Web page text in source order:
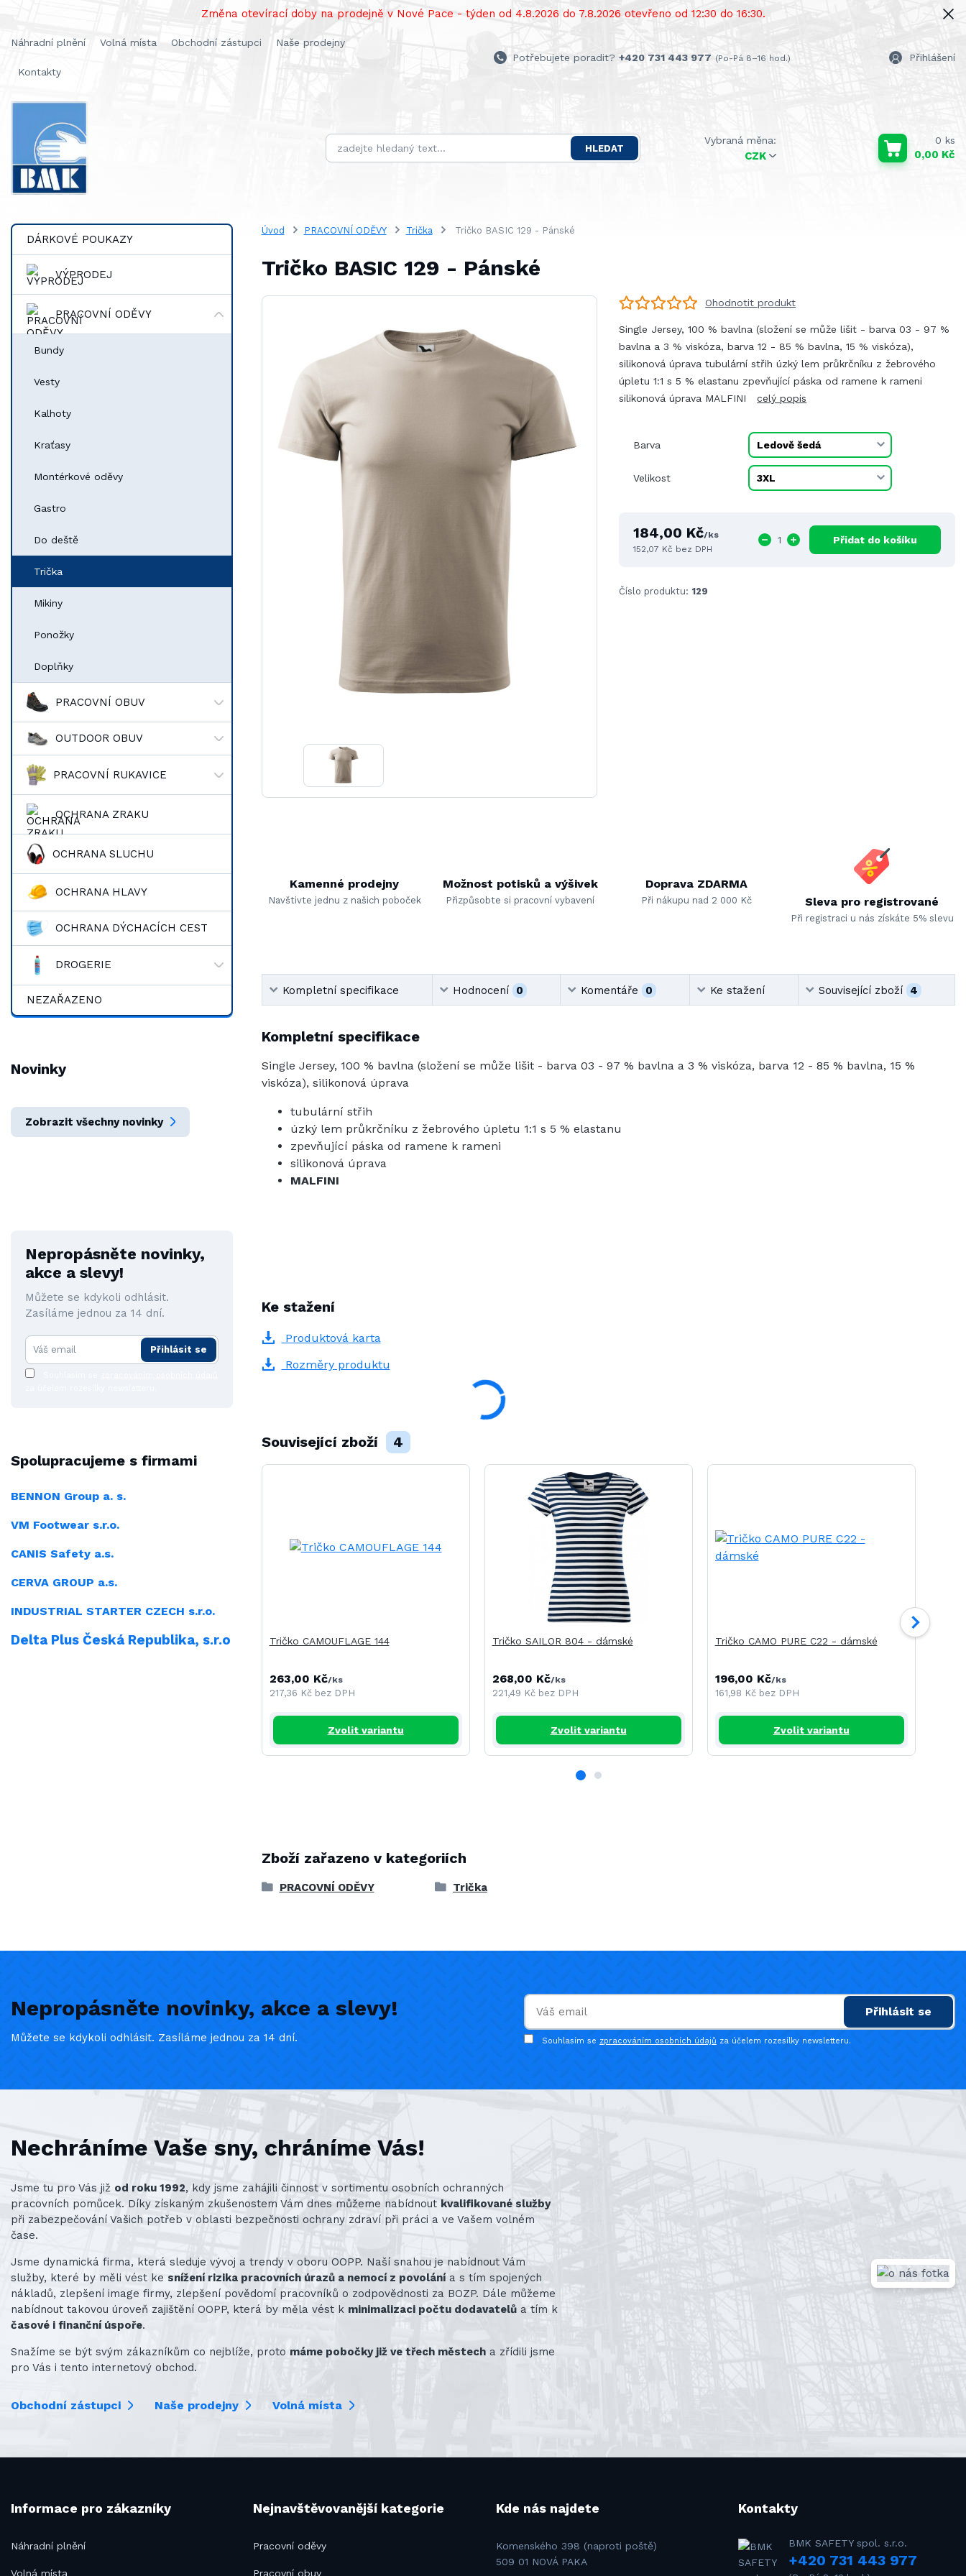
Změna otevírací doby na prodejně v Nové Pace - týden od 4.8.2026 do 7.8.2026 otevřeno od 12:30 do 16:30.
Náhradní plnění Volná místa Obchodní zástupci Naše prodejny
Kontakty
CZK
Přihlášení
HLEDAT
Potřebujete poradit? +420 731 443 977 (Po-Pá 8–16 hod.)
0 ks
0,00 Kč
DÁRKOVÉ POUKAZY
VÝPRODEJ
PRACOVNÍ ODĚVY
Bundy
Vesty
Kalhoty
Kraťasy
Montérkové oděvy
Gastro
Do deště
Trička
Mikiny
Ponožky
Doplňky
PRACOVNÍ OBUV
OUTDOOR OBUV
PRACOVNÍ RUKAVICE
OCHRANA ZRAKU
OCHRANA SLUCHU
OCHRANA HLAVY
OCHRANA DÝCHACÍCH CEST
DROGERIE
NEZAŘAZENO
Novinky
Zobrazit všechny novinky
Nepropásněte novinky,
akce a slevy!
Můžete se kdykoli odhlásit.
Zasíláme jednou za 14 dní.
Přihlásit se
Spolupracujeme s firmami
BENNON Group a. s.
VM Footwear s.r.o.
CANIS Safety a.s.
CERVA GROUP a.s.
INDUSTRIAL STARTER CZECH s.r.o.
Delta Plus Česká Republika, s.r.o
Úvod PRACOVNÍ ODĚVY Trička Tričko BASIC 129 - Pánské
Tričko BASIC 129 - Pánské
Ohodnotit produkt
Single Jersey, 100 % bavlna (složení se může lišit - barva 03 - 97 %
bavlna a 3 % viskóza, barva 12 - 85 % bavlna, 15 % viskóza),
silikonová úprava tubulární střih úzký lem průkrčníku z žebrového
úpletu 1:1 s 5 % elastanu zpevňující páska od ramene k rameni
silikonová úprava MALFINIcelý popis
Barva
Velikost
184,00 Kč/ks
152,07 Kč bez DPH
Přidat do košíku
Číslo produktu: 129
Kamenné prodejny
Navštivte jednu z našich poboček
Možnost potisků a výšivek
Přizpůsobte si pracovní vybavení
Doprava ZDARMA
Při nákupu nad 2 000 Kč Sleva pro registrované
Při registraci u nás získáte 5% slevu
Kompletní specifikace Hodnocení 0 Komentáře 0 Ke stažení Související zboží 4
Kompletní specifikace
Single Jersey, 100 % bavlna (složení se může lišit - barva 03 - 97 % bavlna a 3 % viskóza, barva 12 - 85 % bavlna, 15 %
viskóza), silikonová úprava
tubulární střih
úzký lem průkrčníku z žebrového úpletu 1:1 s 5 % elastanu
zpevňující páska od ramene k rameni
silikonová úprava
MALFINI
Ke stažení
Produktová karta
Rozměry produktu
Související zboží 4
Tričko CAMOUFLAGE 144
263,00 Kč/ks
217,36 Kč bez DPH
Zvolit variantu
Tričko SAILOR 804 - dámské
268,00 Kč/ks
221,49 Kč bez DPH
Zvolit variantu
Tričko CAMO PURE C22 - dámské
196,00 Kč/ks
161,98 Kč bez DPH
Zvolit variantu
Zboží zařazeno v kategoriích
PRACOVNÍ ODĚVY Trička
Nepropásněte novinky, akce a slevy!
Můžete se kdykoli odhlásit. Zasíláme jednou za 14 dní.
Přihlásit se
Souhlasím se zpracováním osobních údajů za účelem rozesílky newsletteru.
Nechráníme Vaše sny, chráníme Vás!
Jsme tu pro Vás již od roku 1992, kdy jsme zahájili činnost v sortimentu osobních ochranných
pracovních pomůcek. Díky získaným zkušenostem Vám dnes můžeme nabídnout kvalifikované služby
při zabezpečování Vašich potřeb v oblasti bezpečnosti ochrany zdraví při práci a ve Vašem volném
čase.
Jsme dynamická firma, která sleduje vývoj a trendy v oboru OOPP. Naší snahou je nabídnout Vám
služby, které by měli vést ke snížení rizika pracovních úrazů a nemocí z povolánía s tím spojených
nákladů, zlepšení image firmy, zlepšení povědomí pracovníků o zodpovědnosti za BOZP. Dále můžeme
nabídnout takovou úroveň zajištění OOPP, která by měla vést k minimalizaci počtu dodavatelů a tím k
časové i finanční úspoře.
Snažíme se být svým zákazníkům co nejblíže, protomáme pobočky již ve třech městech a zřídili jsme
pro Vás i tento internetový obchod.
Obchodní zástupci Naše prodejny Volná místa
Informace pro zákazníky
Náhradní plnění
Volná místa
Nejnavštěvovanější kategorie
Pracovní oděvy
Pracovní obuv
Kde nás najdete
Komenského 398 (naproti poště)
509 01 NOVÁ PAKA
Kontakty
BMK SAFETY spol. s.r.o.
+420 731 443 977